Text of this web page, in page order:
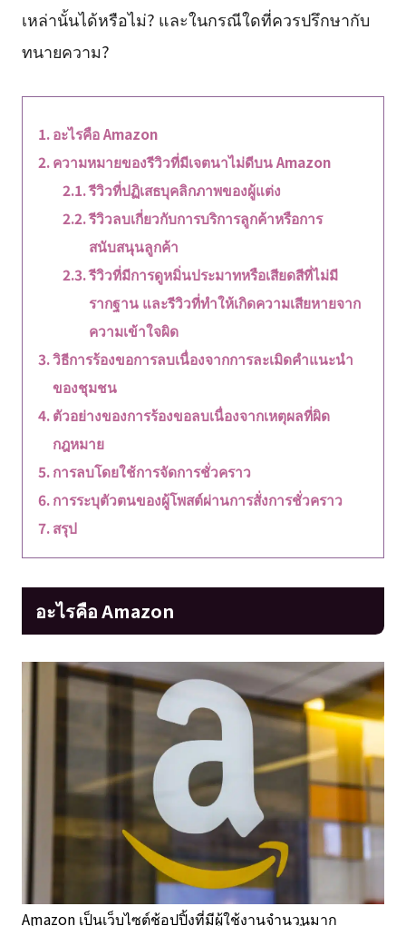
เหล่านั้นได้หรือไม่? และในกรณีใดที่ควรปรึกษากับ
ทนายความ?
อะไรคือ Amazon
ความหมายของรีวิวที่มีเจตนาไม่ดีบน Amazon
รีวิวที่ปฏิเสธบุคลิกภาพของผู้แต่ง
รีวิวลบเกี่ยวกับการบริการลูกค้าหรือการ
สนับสนุนลูกค้า
รีวิวที่มีการดูหมิ่นประมาทหรือเสียดสีที่ไม่มี
รากฐาน และรีวิวที่ทำให้เกิดความเสียหายจาก
ความเข้าใจผิด
วิธีการร้องขอการลบเนื่องจากการละเมิดคำแนะนำ
ของชุมชน
ตัวอย่างของการร้องขอลบเนื่องจากเหตุผลที่ผิด
กฎหมาย
การลบโดยใช้การจัดการชั่วคราว
การระบุตัวตนของผู้โพสต์ผ่านการสั่งการชั่วคราว
สรุป
อะไรคือ Amazon
Amazon เป็นเว็บไซต์ช้อปปิ้งที่มีผู้ใช้งานจำนวนมาก